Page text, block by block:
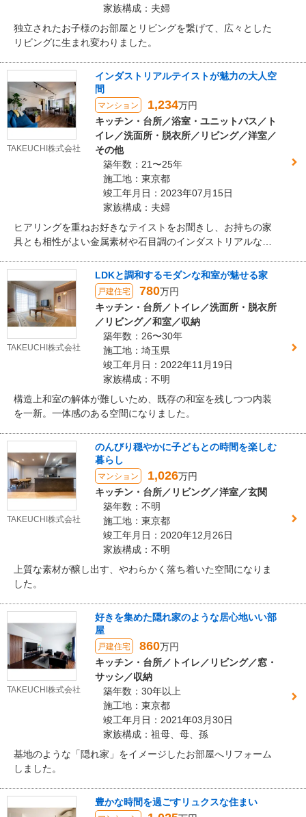
家族構成：夫婦
独立されたお子様のお部屋とリビングを繋げて、広々とした
リビングに生まれ変わりました。
TAKEUCHI株式会社
インダストリアルテイストが魅力の大人空
間
マンション 1,234万円
キッチン・台所／浴室・ユニットバス／ト
イレ／洗面所・脱衣所／リビング／洋室／
その他
築年数：21〜25年
施工地：東京都
竣工年月日：2023年07月15日
家族構成：夫婦
ヒアリングを重ねお好きなテイストをお聞きし、お持ちの家
具とも相性がよい金属素材や石目調のインダストリアルな質
た。
TAKEUCHI株式会社
LDKと調和するモダンな和室が魅せる家
戸建住宅 780万円
キッチン・台所／トイレ／洗面所・脱衣所
／リビング／和室／収納
築年数：26〜30年
施工地：埼玉県
竣工年月日：2022年11月19日
家族構成：不明
構造上和室の解体が難しいため、既存の和室を残しつつ内装
を一新。一体感のある空間になりました。
TAKEUCHI株式会社
のんびり穏やかに子どもとの時間を楽しむ
暮らし
マンション 1,026万円
キッチン・台所／リビング／洋室／玄関
築年数：不明
施工地：東京都
竣工年月日：2020年12月26日
家族構成：不明
上質な素材が醸し出す、やわらかく落ち着いた空間になりま
した。
TAKEUCHI株式会社
好きを集めた隠れ家のような居心地いい部
屋
戸建住宅 860万円
キッチン・台所／トイレ／リビング／窓・
サッシ／収納
築年数：30年以上
施工地：東京都
竣工年月日：2021年03月30日
家族構成：祖母、母、孫
基地のような「隠れ家」をイメージしたお部屋へリフォーム
しました。
豊かな時間を過ごすリュクスな住まい